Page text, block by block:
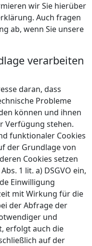
wir Sie hierüber
Auch fragen
ab, wenn Sie unsere
verarbeiten
daran, dass
Probleme
können und ihnen
Verfügung stehen.
funktionaler Cookies
der Grundlage von
Cookies setzen
1 lit. a) DSGVO ein,
Einwilligung
mit Wirkung für die
der Abfrage der
und
erfolgt auch die
auf der